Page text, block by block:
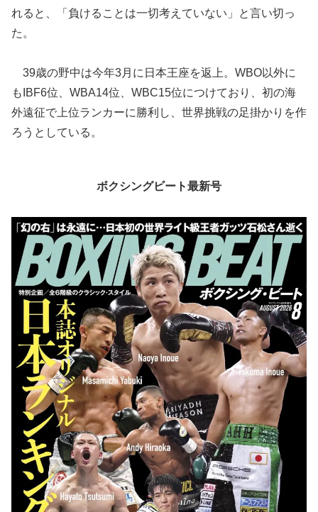
れると、「負けることは一切考えていない」と言い切っ
た。
39歳の野中は今年3月に日本王座を返上。WBO以外に
もIBF6位、WBA14位、WBC15位につけており、初の海
外遠征で上位ランカーに勝利し、世界挑戦の足掛かりを作
ろうとしている。
ボクシングビート最新号